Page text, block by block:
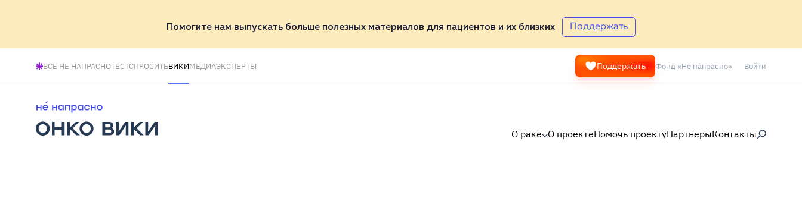
Помогите нам выпускать больше полезных материалов для пациентов и их близких Поддержать
ВСЕ НЕ НАПРАСНОТЕСТСПРОСИТЬВИКИМЕДИАЭКСПЕРТЫ Поддержать Фонд «Не напрасно» Войти
О раке О проектеПомочь проектуПартнерыКонтакты